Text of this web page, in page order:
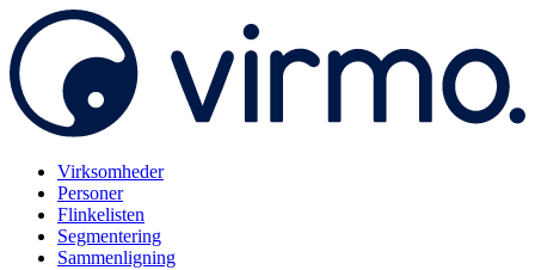
Virksomheder
Personer
Flinkelisten
Segmentering
Sammenligning